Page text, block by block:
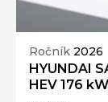
Ročník 2026
HYUNDAI
HEV 176 kW